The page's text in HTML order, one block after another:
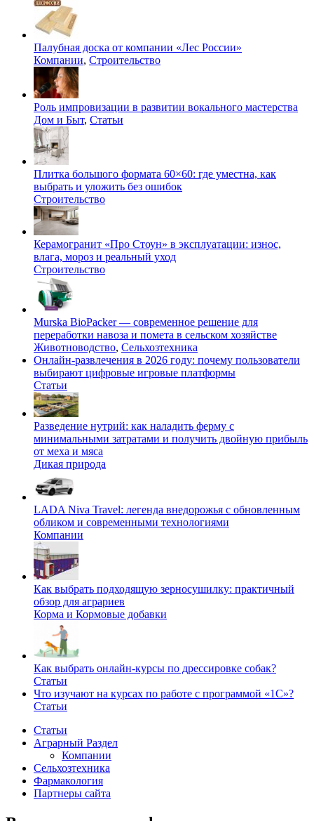
Палубная доска от компании «Лес России»
Компании, Строительство
Роль импровизации в развитии вокального мастерства
Дом и Быт, Статьи
Плитка большого формата 60×60: где уместна, как
выбрать и уложить без ошибок
Строительство
Керамогранит «Про Стоун» в эксплуатации: износ,
влага, мороз и реальный уход
Строительство
Murska BioPacker — современное решение для
переработки навоза и помета в сельском хозяйстве
Животноводство, Сельхозтехника
Онлайн-развлечения в 2026 году: почему пользователи
выбирают цифровые игровые платформы
Статьи
Разведение нутрий: как наладить ферму с
минимальными затратами и получить двойную прибыль
от меха и мяса
Дикая природа
LADA Niva Travel: легенда внедорожья с обновленным
обликом и современными технологиями
Компании
Как выбрать подходящую зерносушилку: практичный
обзор для аграриев
Корма и Кормовые добавки
Как выбрать онлайн-курсы по дрессировке собак?
Статьи
Что изучают на курсах по работе с программой «1С»?
Статьи
Статьи
Аграрный Раздел
Компании
Сельхозтехника
Фармакология
Партнеры сайта